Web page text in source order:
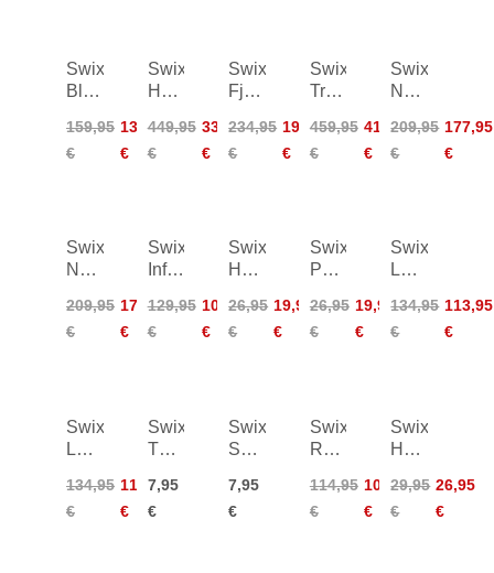
Swix
Blizzard
Pants
159,95
€
135,95
€
Swix
Horizon
Parka
Women
449,95
€
336,95
€
Swix
Fjell
234,95
€
198,95
€
Swix
Triac
Poles
459,95
€
413,95
€
Swix
Nordic
Hybrid
Pants
209,95
€
177,95
€
Swix
Nordic
Hybrid
Pants
209,95
€
177,95
€
Swix
Infinity
Women
129,95
€
109,95
€
Swix
HS7
60g
26,95
€
19,95
€
Swix
PS10
180g
26,95
€
19,95
€
Swix
LF35
Liquid
Fine
134,95
€
113,95
€
Swix
LFC100
Liquid
F/C
134,95
€
113,95
€
Swix
T11
Cork
w/Sandpaper
7,95
€
Swix
Spare
for
T11,
7,95
€
Swix
Rotohandle
100mm
114,95
€
102,95
€
Swix
Hexagonal
Shaft
f
29,95
€
26,95
€